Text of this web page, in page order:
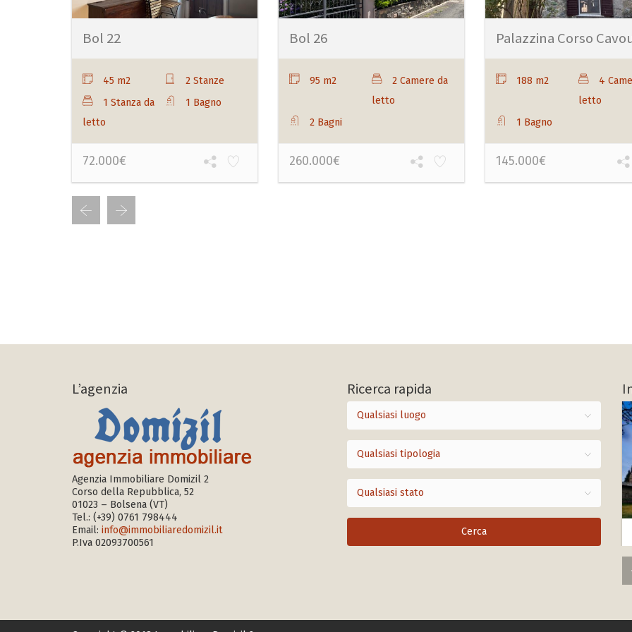
Bol 22
45 m2
2 Stanze
1 Stanza da
letto
1 Bagno
72.000€
Bol 26
95 m2
2 Camere da
letto
2 Bagni
260.000€
Palazzina Corso
188 m2
4
letto
1 Bagno
145.000€
L’agenzia
Agenzia Immobiliare Domizil 2
Corso della Repubblica, 52
01023 – Bolsena (VT)
Tel.: (+39) 0761 798444
Email: info@immobiliaredomizil.it
P.Iva 02093700561
Ricerca rapida
Qualsiasi luogo
Qualsiasi tipologia
Qualsiasi stato